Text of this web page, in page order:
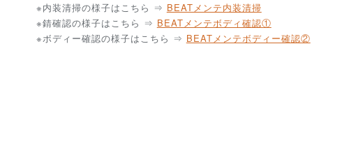
※内装清掃の様子はこちら ⇒ BEATメンテ内装清掃
※錆確認の様子はこちら ⇒ BEATメンテボディ確認①
※ボディー確認の様子はこちら ⇒ BEATメンテボディー確認②